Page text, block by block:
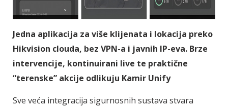
Jedna aplikacija za više klijenata i lokacija preko
Hikvision clouda, bez VPN-a i javnih IP-eva. Brze
intervencije, kontinuirani live te praktične
“terenske” akcije odlikuju Kamir Unify
Sve veća integracija sigurnosnih sustava stvara